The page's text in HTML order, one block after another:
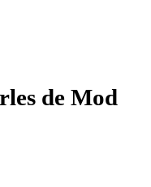
de Mod